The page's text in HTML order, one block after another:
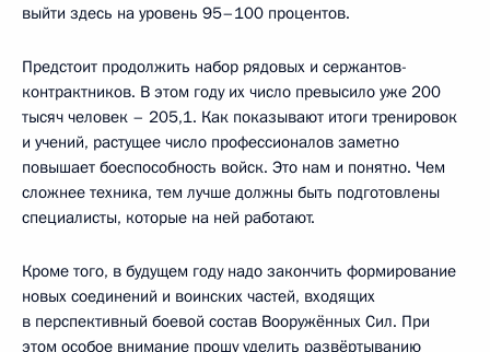
выйти здесь на уровень 95–100 процентов.
Предстоит продолжить набор рядовых и сержантов-
контрактников. В этом году их число превысило уже 200
тысяч человек – 205,1. Как показывают итоги тренировок
и учений, растущее число профессионалов заметно
повышает боеспособность войск. Это нам и понятно. Чем
сложнее техника, тем лучше должны быть подготовлены
специалисты, которые на ней работают.
Кроме того, в будущем году надо закончить формирование
новых соединений и воинских частей, входящих
в перспективный боевой состав Вооружённых Сил. При
этом особое внимание прошу уделить развёртыванию